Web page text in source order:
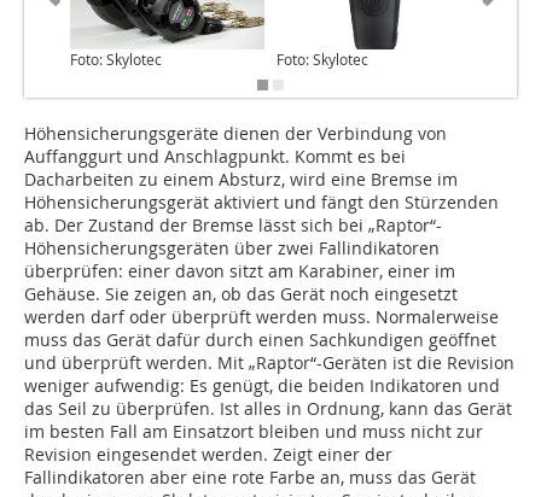
Foto: Skylotec Foto: Skylotec
Höhensicherungsgeräte dienen der Verbindung von
Auffanggurt und Anschlagpunkt. Kommt es bei
Dacharbeiten zu einem Absturz, wird eine Bremse im
Höhensicherungsgerät aktiviert und fängt den Stürzenden
ab. Der Zustand der Bremse lässt sich bei „Raptor“-
Höhensicherungsgeräten über zwei Fallindikatoren
überprüfen: einer davon sitzt am Karabiner, einer im
Gehäuse. Sie zeigen an, ob das Gerät noch eingesetzt
werden darf oder überprüft werden muss. Normalerweise
muss das Gerät dafür durch einen Sachkundigen geöffnet
und überprüft werden. Mit „Raptor“-Geräten ist die Revision
weniger aufwendig: Es genügt, die beiden Indikatoren und
das Seil zu überprüfen. Ist alles in Ordnung, kann das Gerät
im besten Fall am Einsatzort bleiben und muss nicht zur
Revision eingesendet werden. Zeigt einer der
Fallindikatoren aber eine rote Farbe an, muss das Gerät